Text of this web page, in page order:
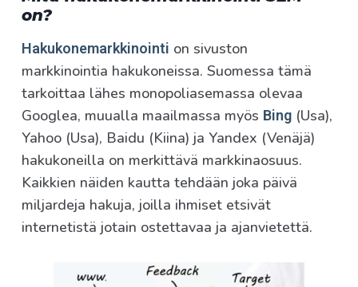
on?
Hakukonemarkkinointi on sivuston
markkinointia hakukoneissa. Suomessa tämä
tarkoittaa lähes monopoliasemassa olevaa
Googlea, muualla maailmassa myös Bing (Usa),
Yahoo (Usa), Baidu (Kiina) ja Yandex (Venäjä)
hakukoneilla on merkittävä markkinaosuus.
Kaikkien näiden kautta tehdään joka päivä
miljardeja hakuja, joilla ihmiset etsivät
internetistä jotain ostettavaa ja ajanvietettä.